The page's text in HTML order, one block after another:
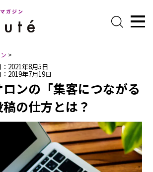
ガジン
>
2021年8月5日
2019年7月19日
ンの「集客につながる
の仕方とは？